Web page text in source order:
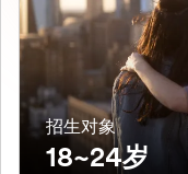
招生对象
18~24岁